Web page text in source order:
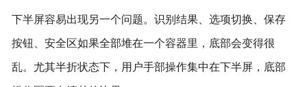
下半屏容易出现另一个问题。识别结果、选项切换、保存
按钮、安全区如果全部堆在一个容器里，底部会变得很
乱。尤其半折状态下，用户手部操作集中在下半屏，底部